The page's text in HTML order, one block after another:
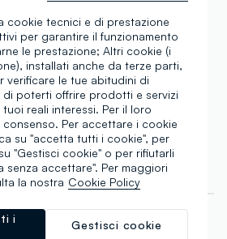
ed indossa una M
MATERIALI E FILIERA
Tessuto
cookie tecnici e di prestazione
per garantire il funzionamento
le prestazione; Altri cookie (i
installati anche da terze parti,
verificare le tue abitudini di
di poterti offrire prodotti e servizi
reali interessi. Per il loro
Per accettare i cookie
su "accetta tutti i cookie", per
"Gestisci cookie" o per rifiutarli
senza accettare". Per maggiori
la nostra Cookie Policy
Gestisci cookie
i